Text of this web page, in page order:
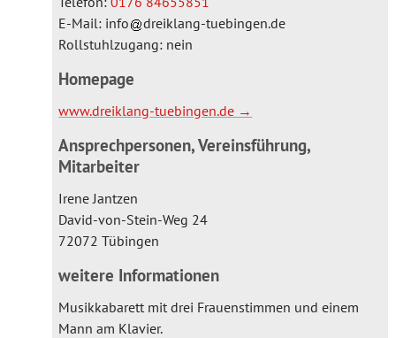
E-Mail: info
dreiklang-tuebingen.de
Rollstuhlzugang: nein
Homepage
www.dreiklang-tuebingen.de
Ansprechpersonen, Vereinsführung,
Mitarbeiter
Irene Jantzen
David-von-Stein-Weg 24
72072 Tübingen
weitere Informationen
Musikkabarett mit drei Frauenstimmen und einem
Mann am Klavier.